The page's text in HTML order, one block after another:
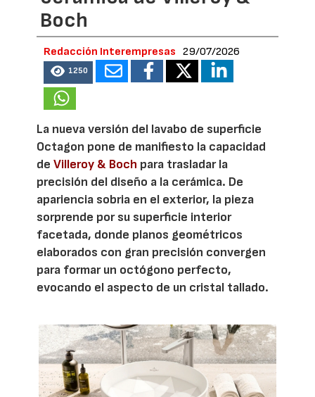
Boch
Redacción Interempresas 29/07/2026
1250
La nueva versión del lavabo de superficie
Octagon pone de manifiesto la capacidad
deVilleroy & Boch para trasladar la
precisión del diseño a la cerámica. De
apariencia sobria en el exterior, la pieza
sorprende por su superficie interior
facetada, donde planos geométricos
elaborados con gran precisión convergen
para formar un octógono perfecto,
evocando el aspecto de un cristal tallado.